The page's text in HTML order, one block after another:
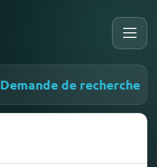
Demande de recherche